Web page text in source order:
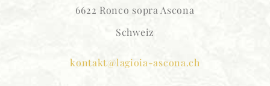
6622 Ronco sopra Ascona
Schweiz
kontakt@lagioia-ascona.ch